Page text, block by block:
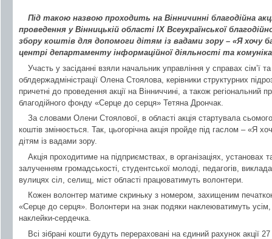
Під такою назвою проходить на Вінничинні благодійна
проведення у Вінницькій області ІХ Всеукраїнської
збору коштів для допомоги дітям із вадами зору – «Я хочу
центрі департаменту інформаційної діяльності та
Участь у засіданні взяли начальник управління у справах сім’ї
облдержадміністрації Олена Стоялова, керівники структурних
причетні до проведення акції на Вінниччині, а також регіональний
благодійного фонду «Серце до серця» Тетяна Дрончак.
За словами Олени Стоялової, в області акція стартувала
коштів змінюється. Так, цьогорічна акція пройде під гаслом – «Я
дітям із вадами зору.
Акція проходитиме на підприємствах, в організаціях, установах
залученням громадськості, студентської молоді, педагогів,
вулицях сіл, селищ, міст області працюватимуть волонтери.
Кожен волонтер матиме скриньку з номером, захищеним
«Серце до серця». Волонтери на знак подяки наклеюватимуть
наклейки-сердечка.
Всі зібрані кошти будуть перераховані на єдиний рахунок акції